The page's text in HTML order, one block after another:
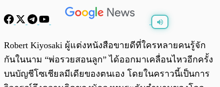
0:00
Robert Kiyosaki ผู้แต่งหนังสือขายดีที่ใครหลายคนรู้จัก
กันในนาม “พ่อรวยสอนลูก” ได้ออกมาเคลื่อนไหวอีกครั้ง
บนบัญชีโซเชียลมีเดียของตนเอง โดยในคราวนี้เป็นการ